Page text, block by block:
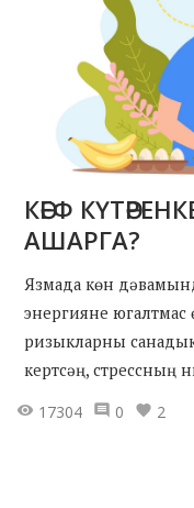
КӘЕФ
АШАРГА?
Язмада көн
энергияне югалтмас
ризыкларны
кертсәң, стрессның
17304
0 2